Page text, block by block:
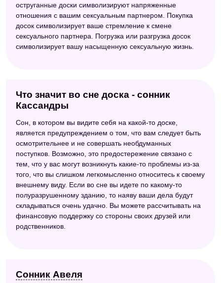
оструганные доски символизируют напряженные
отношения с вашим сексуальным партнером. Покупка
досок символизирует ваше стремление к смене
сексуального партнера. Погрузка или разгрузка досок
символизирует вашу насыщенную сексуальную жизнь.
Что значит во сне доска - сонник
Кассандры
Сон, в котором вы видите себя на какой-то доске,
является предупреждением о том, что вам следует быть
осмотрительнее и не совершать необдуманных
поступков. Возможно, это предостережение связано с
тем, что у вас могут возникнуть какие-то проблемы из-за
того, что вы слишком легкомысленно относитесь к своему
внешнему виду. Если во сне вы идете по какому-то
полуразрушенному зданию, то наяву ваши дела будут
складываться очень удачно. Вы можете рассчитывать на
финансовую поддержку со стороны своих друзей или
родственников.
Сонник Авеля